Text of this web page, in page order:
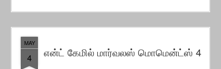
MAY
4 என்ட் கேமில் மார்வலஸ் மொமென்ட்ஸ் 4